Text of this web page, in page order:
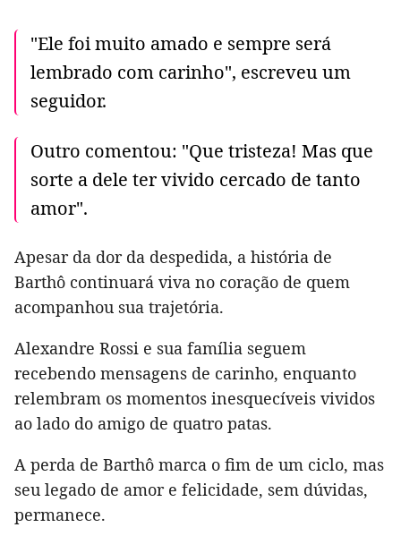
"Ele foi muito amado e sempre será
lembrado com carinho", escreveu um
seguidor.
Outro comentou: "Que tristeza! Mas que
sorte a dele ter vivido cercado de tanto
amor".
Apesar da dor da despedida, a história de
Barthô continuará viva no coração de quem
acompanhou sua trajetória.
Alexandre Rossi e sua família seguem
recebendo mensagens de carinho, enquanto
relembram os momentos inesquecíveis vividos
ao lado do amigo de quatro patas.
A perda de Barthô marca o fim de um ciclo, mas
seu legado de amor e felicidade, sem dúvidas,
permanece.